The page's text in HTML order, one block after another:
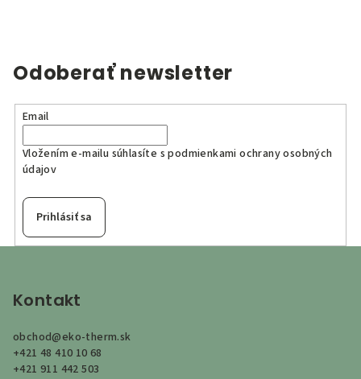
Odoberať newsletter
Email
Vložením e-mailu súhlasíte spodmienkami ochrany osobných
údajov
Prihlásiť sa
Kontakt
obchod@eko-therm.sk
+421 48 410 10 68
+421 911 442 503